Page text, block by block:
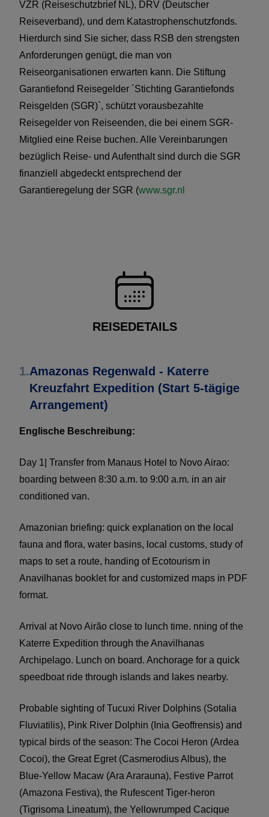
VZR (Reiseschutzbrief NL), DRV (Deutscher
Reiseverband), und dem Katastrophenschutzfonds.
Hierdurch sind Sie sicher, dass RSB den strengsten
Anforderungen genügt, die man von
Reiseorganisationen erwarten kann. Die Stiftung
Garantiefond Reisegelder ´Stichting Garantiefonds
Reisgelden (SGR)`, schützt vorausbezahlte
Reisegelder von Reiseenden, die bei einem SGR-
Mitglied eine Reise buchen. Alle Vereinbarungen
bezüglich Reise- und Aufenthalt sind durch die SGR
finanziell abgedeckt entsprechend der
Garantieregelung der SGR (www.sgr.nl
REISEDETAILS
1.Amazonas Regenwald - Katerre
Kreuzfahrt Expedition (Start 5-tägige
Arrangement)
Englische Beschreibung:
Day 1| Transfer from Manaus Hotel to Novo Airao:
boarding between 8:30 a.m. to 9:00 a.m. in an air
conditioned van.
Amazonian briefing: quick explanation on the local
fauna and flora, water basins, local customs, study of
maps to set a route, handing of Ecotourism in
Anavilhanas booklet for and customized maps in PDF
format.
Arrival at Novo Airão close to lunch time. nning of the
Katerre Expedition through the Anavilhanas
Archipelago. Lunch on board. Anchorage for a quick
speedboat ride through islands and lakes nearby.
Probable sighting of Tucuxi River Dolphins (Sotalia
Fluviatilis), Pink River Dolphin (Inia Geoffrensis) and
typical birds of the season: The Cocoi Heron (Ardea
Cocoi), the Great Egret (Casmerodius Albus), the
Blue-Yellow Macaw (Ara Ararauna), Festive Parrot
(Amazona Festiva), the Rufescent Tiger-heron
(Tigrisoma Lineatum), the Yellowrumped Cacique